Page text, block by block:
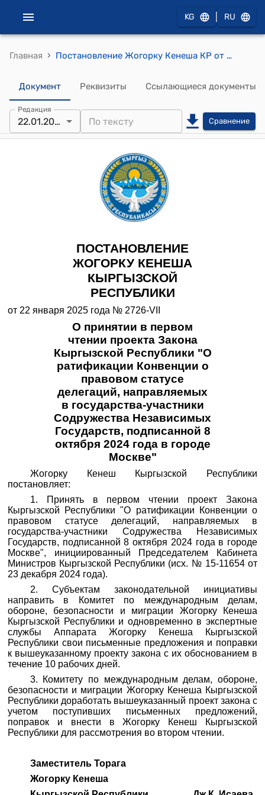
KG RU
Главная › Постановление Жогорку Кенеша КР от 22 января 2025 года № 2726-VII "О принятии в первом чтении проекта Закона Кыргызской Республики "О ратификации Конвенции о правовом статусе делегаций, направляемых в государства-участники Содружества Независимых Государств, подписанной 8 октября 2024 года в городе Москве"
Документ Реквизиты Ссылающиеся документы
Редакция
22.01.2025 Сравнение